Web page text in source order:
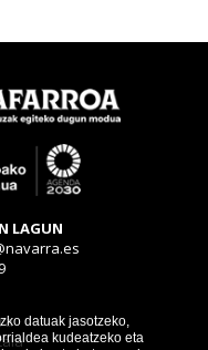
datuak jasotzeko,
kudeatzeko eta
LAGUN